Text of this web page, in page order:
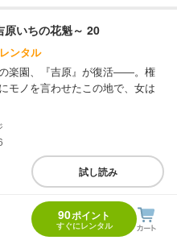
原いちの花魁～ 20
ンタル
楽園、『吉原』が復活――。権
モノを言わせたこの地で、女は
試し読み
90ポイント
すぐにレンタル